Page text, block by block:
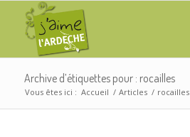
Archive d’étiquettes pour : rocailles
Vous êtes ici : Accueil / Articles / rocailles